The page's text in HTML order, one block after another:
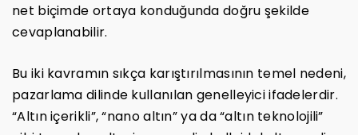
net biçimde ortaya konduğunda doğru şekilde
cevaplanabilir.
Bu iki kavramın sıkça karıştırılmasının temel nedeni,
pazarlama dilinde kullanılan genelleyici ifadelerdir.
“Altın içerikli”, “nano altın” ya da “altın teknolojili”